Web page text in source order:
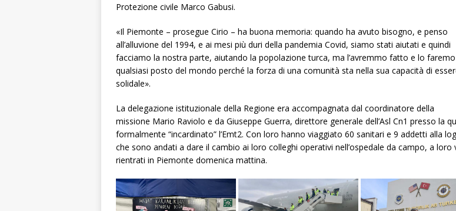
Protezione civile Marco Gabusi.
«Il Piemonte – prosegue Cirio – ha buona memoria: quando ha avuto bisogno, e penso
all’alluvione del 1994, e ai mesi più duri della pandemia Covid, siamo stati aiutati e quindi
facciamo la nostra parte, aiutando la popolazione turca, ma l’avremmo fatto e lo
qualsiasi posto del mondo perché la forza di una comunità sta nella sua capacità di
solidale».
La delegazione istituzionale della Regione era accompagnata dal coordinatore della
missione Mario Raviolo e da Giuseppe Guerra, direttore generale dell’Asl Cn1 presso la
formalmente “incardinato” l’Emt2. Con loro hanno viaggiato 60 sanitari e 9 addetti alla
che sono andati a dare il cambio ai loro colleghi operativi nell’ospedale da campo, a loro
rientrati in Piemonte domenica mattina.